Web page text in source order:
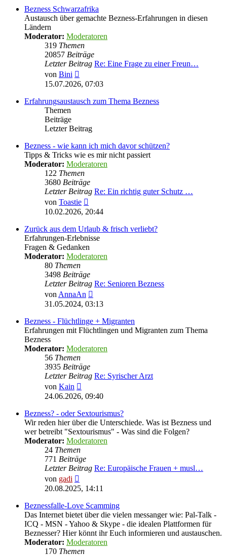
Bezness Schwarzafrika
Austausch über gemachte Bezness-Erfahrungen in diesen
Ländern
Moderator: Moderatoren
319 Themen
20857 Beiträge
Letzter Beitrag Re: Eine Frage zu einer Freun…
von Bini
Beitrag
15.07.2026, 07:03
Erfahrungsaustausch zum Thema Bezness
Themen
Beiträge
Letzter Beitrag
Bezness - wie kann ich mich davor schützen?
Tipps & Tricks wie es mir nicht passiert
Moderator: Moderatoren
122 Themen
3680 Beiträge
Letzter Beitrag Re: Ein richtig guter Schutz …
von Toastie
Beitrag
10.02.2026, 20:44
Zurück aus dem Urlaub & frisch verliebt?
Erfahrungen-Erlebnisse
Fragen & Gedanken
Moderator: Moderatoren
80 Themen
3498 Beiträge
Letzter Beitrag Re: Senioren Bezness
von AnnaAn
Beitrag
31.05.2024, 03:13
Bezness - Flüchtlinge + Migranten
Erfahrungen mit Flüchtlingen und Migranten zum Thema
Bezness
Moderator: Moderatoren
56 Themen
3935 Beiträge
Letzter Beitrag Re: Syrischer Arzt
von Kain
Beitrag
24.06.2026, 09:40
Bezness? - oder Sextourismus?
Wir reden hier über die Unterschiede. Was ist Bezness und
wer betreibt "Sextourismus" - Was sind die Folgen?
Moderator: Moderatoren
24 Themen
771 Beiträge
Letzter Beitrag Re: Europäische Frauen + musl…
von gadi
Beitrag
20.08.2025, 14:11
Beznessfalle-Love Scamming
Das Internet bietet über die vielen messanger wie: Pal-Talk -
ICQ - MSN - Yahoo & Skype - die idealen Plattformen für
Beznesser? Hier könnt ihr Euch informieren und austauschen.
Moderator: Moderatoren
170 Themen